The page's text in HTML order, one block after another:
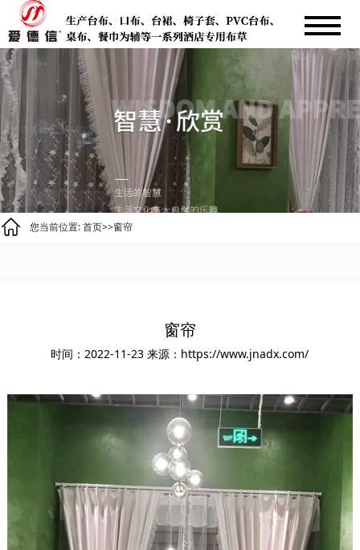
您当前位置:首页>>窗帘
窗帘
时间：2022-11-23来源：https://www.jnadx.com/